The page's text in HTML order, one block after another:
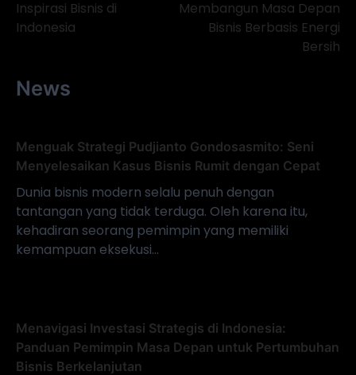
Inspirasi Bisnis di
Indonesia
Membangun Masa Depan
Bisnis Berbasis Energi
Bersih
News
Menguak Strategi Pudjianto Gondosasmito: Seni
Menyelesaikan Kasus Bisnis Rumit dengan Cepat
Dunia bisnis modern selalu penuh dengan
tantangan yang tidak terduga. Oleh karena itu,
kehadiran seorang pemimpin yang memiliki
kemampuan eksekusi…
Menavigasi Investasi Strategis di Indonesia:
Panduan Pemimpin Masa Depan untuk Pertumbuhan
Bisnis Berkelanjutan